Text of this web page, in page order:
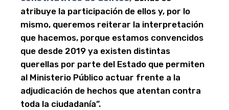
atribuye la participación de ellos y, por lo
mismo, queremos reiterar la interpretación
que hacemos, porque estamos convencidos
que desde 2019 ya existen distintas
querellas por parte del Estado que permiten
al Ministerio Público actuar frente a la
adjudicación de hechos que atentan contra
toda la ciudadanía”.